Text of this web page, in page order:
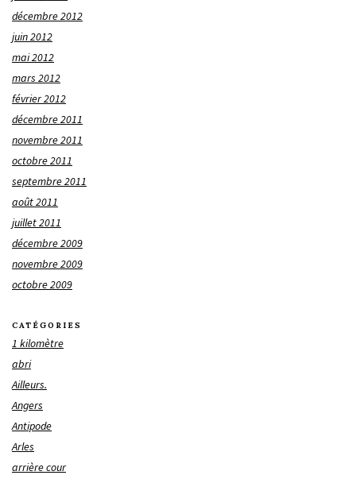
décembre 2012
juin 2012
mai 2012
mars 2012
février 2012
décembre 2011
novembre 2011
octobre 2011
septembre 2011
août 2011
juillet 2011
décembre 2009
novembre 2009
octobre 2009
CATÉGORIES
1 kilomètre
abri
Ailleurs.
Angers
Antipode
Arles
arrière cour